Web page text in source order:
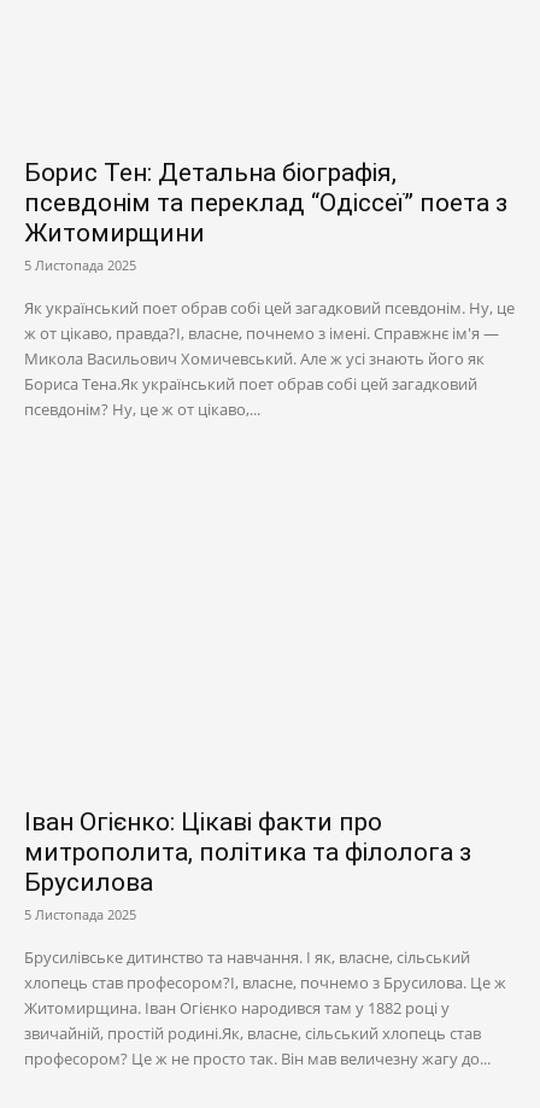
Борис Тен: Детальна біографія,
псевдонім та переклад “Одіссеї” поета з
Житомирщини
5 Листопада 2025
Як український поет обрав собі цей загадковий псевдонім. Ну, це
ж от цікаво, правда?І, власне, почнемо з імені. Справжнє ім'я —
Микола Васильович Хомичевський. Але ж усі знають його як
Бориса Тена.Як український поет обрав собі цей загадковий
псевдонім? Ну, це ж от цікаво,...
Іван Огієнко: Цікаві факти про
митрополита, політика та філолога з
Брусилова
5 Листопада 2025
Брусилівське дитинство та навчання. І як, власне, сільський
хлопець став професором?І, власне, почнемо з Брусилова. Це ж
Житомирщина. Іван Огієнко народився там у 1882 році у
звичайній, простій родині.Як, власне, сільський хлопець став
професором? Це ж не просто так. Він мав величезну жагу до...